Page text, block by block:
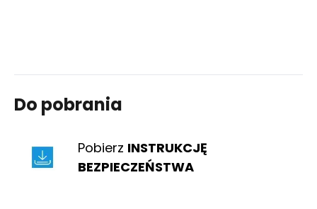
Do pobrania
Pobierz INSTRUKCJĘ
BEZPIECZEŃSTWA